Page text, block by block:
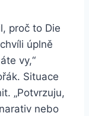
proč to Die
úplně
vy,“
Situace
„Potvrzuju,
nebo